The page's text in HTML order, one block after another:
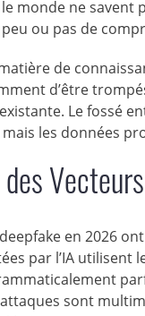
monde ne savent
ou pas de
de
d’être
Le fossé
les données
des
en 2026
par l’IA
sont